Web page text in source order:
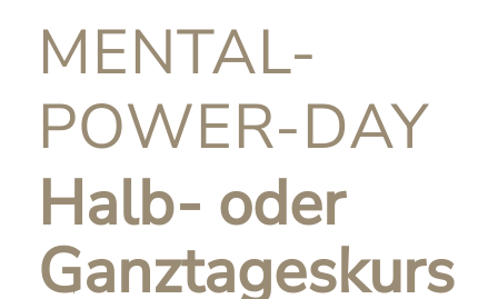
MENTAL-
POWER-DAY
Halb- oder
Ganztageskurs